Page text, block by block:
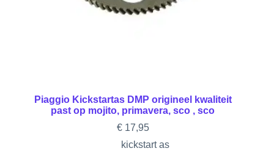
Piaggio Kickstartas DMP origineel kwaliteit
past op mojito, primavera, sco , sco
€17,95
kickstart as